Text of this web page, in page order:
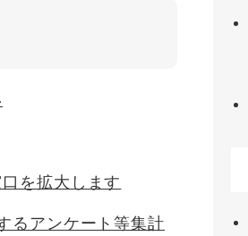
を拡大します
るアンケート等集計